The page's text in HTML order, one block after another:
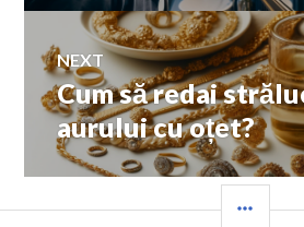
NEXT
Next
post:
Cum să redai
aurului cu oțet?